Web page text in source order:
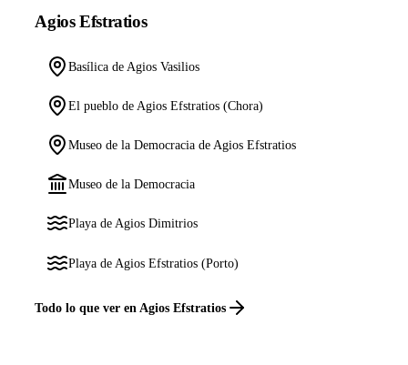
Agios Efstratios
Basílica de Agios Vasilios
El pueblo de Agios Efstratios (Chora)
Museo de la Democracia de Agios Efstratios
Museo de la Democracia
Playa de Agios Dimitrios
Playa de Agios Efstratios (Porto)
Todo lo que ver en Agios Efstratios